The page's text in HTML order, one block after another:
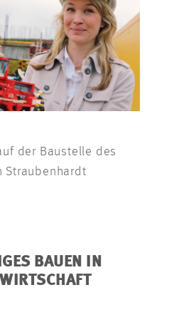
der Baustelle des
Straubenhardt
BAUEN IN